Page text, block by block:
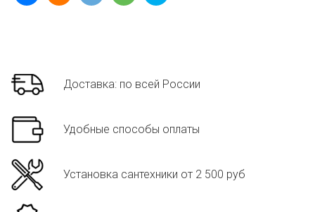
Доставка: по всей России
Удобные способы оплаты
Установка сантехники от 2 500 руб